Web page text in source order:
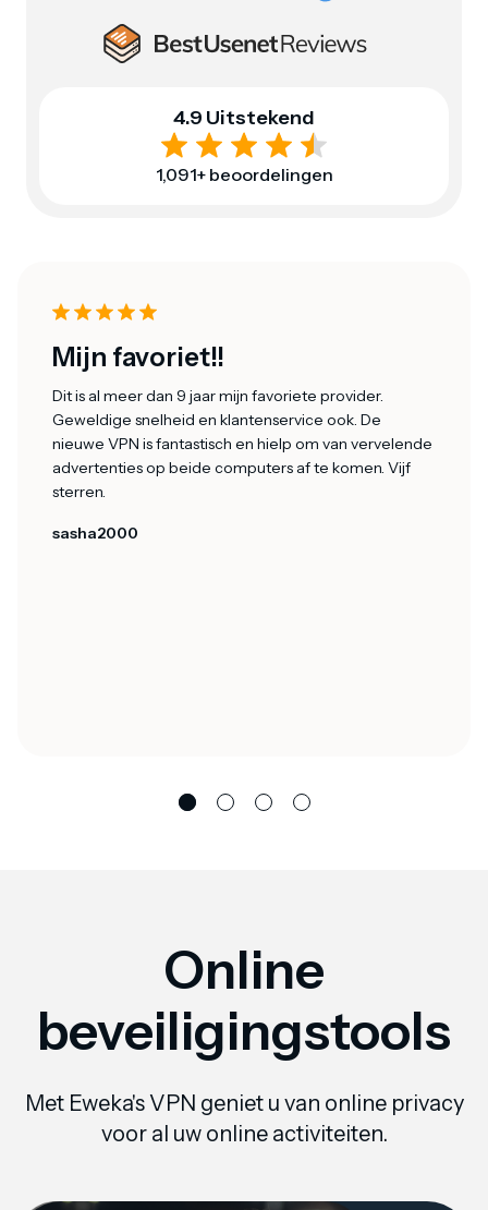
4.9 Uitstekend
1,091+ beoordelingen
Mijn favoriet!!
Dit is al meer dan 9 jaar mijn favoriete provider.
Geweldige snelheid en klantenservice ook. De
nieuwe VPN is fantastisch en hielp om van vervelende
advertenties op beide computers af te komen. Vijf
sterren.
sasha2000
Online
beveiligingstools
Met Eweka's VPN geniet u van online privacy
voor al uw online activiteiten.